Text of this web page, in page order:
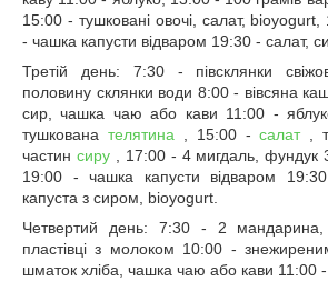
15:00 - тушковані овочі, салат,
- чашка капусти відваром 19:30 - салат,
Третій день: 7:30 - півсклянки
половину склянки води 8:00 - вівсяна
сир, чашка чаю або кави 11:00 -
тушкована телятина , 15:00 -салат,
частин сиру, 17:00 - 4 мигдаль, фундук
19:00 - чашка капусти відваром
капуста з сиром, bioyogurt.
Четвертий день: 7:30 - 2 мандарина,
пластівці з молоком 10:00 -
шматок хліба, чашка чаю або кави 11:00